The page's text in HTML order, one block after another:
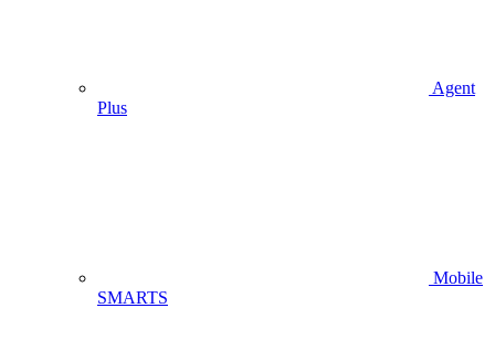
Agent
Plus
Mobile
SMARTS